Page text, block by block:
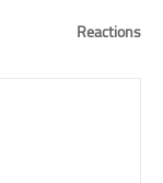
Reactions